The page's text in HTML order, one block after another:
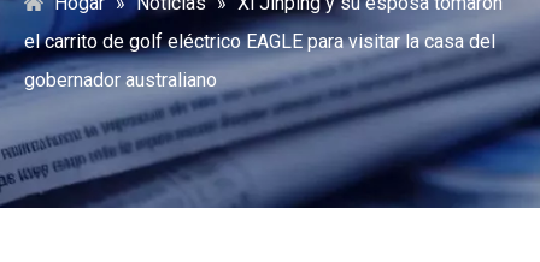
el carrito de golf eléctrico EAGLE para visitar la casa del
gobernador australiano